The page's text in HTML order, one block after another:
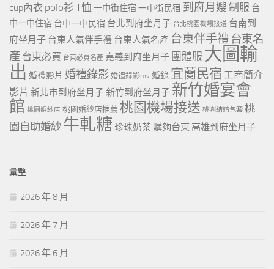
cup內衣 polo衫 T恤 一中街住宿一中街民宿 到府月嫂 制服 台
中一中住宿 台中一中民宿 台北到府坐月子 台北桃園機場接送 台南到
府坐月子 台東人氣伴手禮 台東人氣名產 台東伴手禮 台東名
產 台東必買 台東必買名產 嘉義到府坐月子 團體服 大圖輸
出 婚禮影片 婚禮錄影 婚禮錄影mv 婚錄 宜蘭民宿 工商簡介
影片 新北市到府坐月子 新竹到府坐月子 新竹婚宴會
館 桃園婚紗店 桃園婚紗店推薦 桃園機場接送 桃園結婚包套 桃
園自助婚紗 牛軋糖 珍珠奶茶 購夠台東 高雄到府坐月子
彙整
2026 年 8 月
2026 年 7 月
2026 年 6 月